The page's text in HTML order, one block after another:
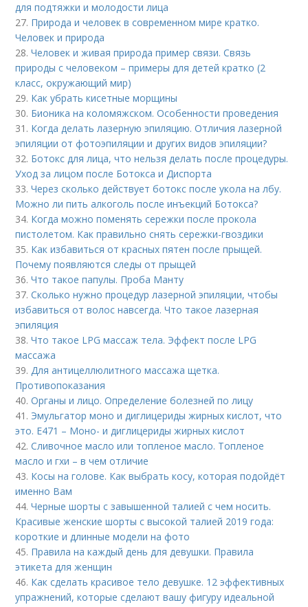
для подтяжки и молодости лица
27. Природа и человек в современном мире кратко.
Человек и природа
28.Человек и живая природа пример связи. Связь
природы с человеком – примеры для детей кратко (2
класс, окружающий мир)
29. Как убрать кисетные морщины
30. Бионика на коломяжском. Особенности проведения
31. Когда делать лазерную эпиляцию. Отличия лазерной
эпиляции от фотоэпиляции и других видов эпиляции?
32. Ботокс для лица, что нельзя делать после процедуры.
Уход за лицом после Ботокса и Диспорта
33.Через сколько действует ботокс после укола на лбу.
Можно ли пить алкоголь после инъекций Ботокса?
34. Когда можно поменять сережки после прокола
пистолетом. Как правильно снять сережки-гвоздики
35. Как избавиться от красных пятен после прыщей.
Почему появляются следы от прыщей
36.Что такое папулы. Проба Манту
37.Сколько нужно процедур лазерной эпиляции, чтобы
избавиться от волос навсегда. Что такое лазерная
эпиляция
38.Что такое LPG массаж тела. Эффект после LPG
массажа
39.Для антицеллюлитного массажа щетка.
Противопоказания
40.Органы и лицо. Определение болезней по лицу
41. Эмульгатор моно и диглицериды жирных кислот, что
это. Е471 – Моно- и диглицериды жирных кислот
42.Сливочное масло или топленое масло. Топленое
масло и гхи – в чем отличие
43. Косы на голове. Как выбрать косу, которая подойдёт
именно Вам
44.Черные шорты с завышенной талией с чем носить.
Красивые женские шорты с высокой талией 2019 года:
короткие и длинные модели на фото
45. Правила на каждый день для девушки. Правила
этикета для женщин
46. Как сделать красивое тело девушке. 12 эффективных
упражнений, которые сделают вашу фигуру идеальной